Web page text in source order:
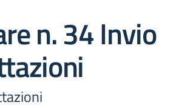
n. 34 Invio